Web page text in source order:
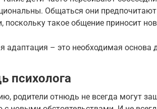
Общаться они
поскольку такое общение приносит
адаптация – это необходимая основа
психолога
родители отнюдь не всегда могут